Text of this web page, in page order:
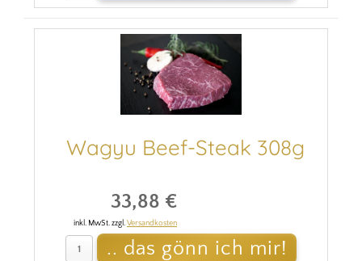
Wagyu Beef-Steak 308g
33,88 €
inkl. MwSt. zzgl.Versandkosten